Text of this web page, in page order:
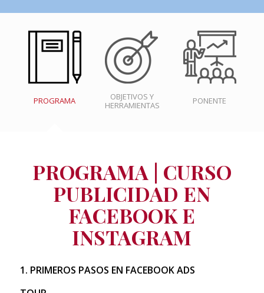
PROGRAMA
OBJETIVOS Y
HERRAMIENTAS
PONENTE
PROGRAMA | CURSO
PUBLICIDAD EN
FACEBOOK E
INSTAGRAM
1. PRIMEROS PASOS EN FACEBOOK ADS